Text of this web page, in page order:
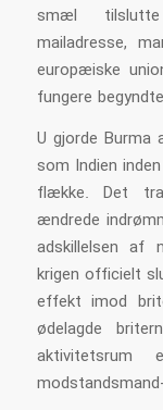
smæl
mailadresse,
europæiske
fungere
U gjorde Burma
som Indien
flække. Det
ændrede
adskillelsen af
krigen officielt
effekt imod
ødelagde